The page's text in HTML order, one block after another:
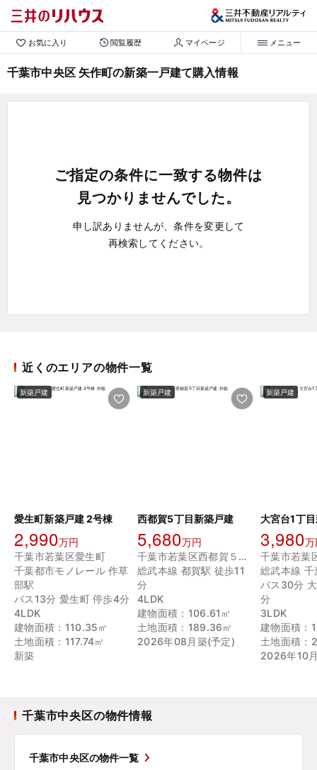
お気に入り 閲覧履歴 マイページ メニュー
千葉市中央区 矢作町の新築一戸建て購入情報
ご指定の条件に一致する物件は
見つかりませんでした。
申し訳ありませんが、条件を変更して
再検索してください。
近くのエリアの物件一覧
新築戸建
愛生町新築戸建 2号棟
2,990万円
千葉市若葉区愛生町
千葉都市モノレール 作草
部駅
バス13分 愛生町 停歩4分
4LDK
建物面積：110.35㎡
土地面積：117.74㎡
新築
新築戸建
西都賀5丁目新築戸建
5,680万円
千葉市若葉区西都賀５丁目
総武本線 都賀駅 徒歩11
分
4LDK
建物面積：106.61㎡
土地面積：189.36㎡
2026年08月築(予定)
新築戸建
大宮台1丁
3,980万
総武本線 千
バス30分
分
3LDK
建物面積：
土地面積：
2026年10
千葉市中央区の物件情報
千葉市中央区の物件一覧